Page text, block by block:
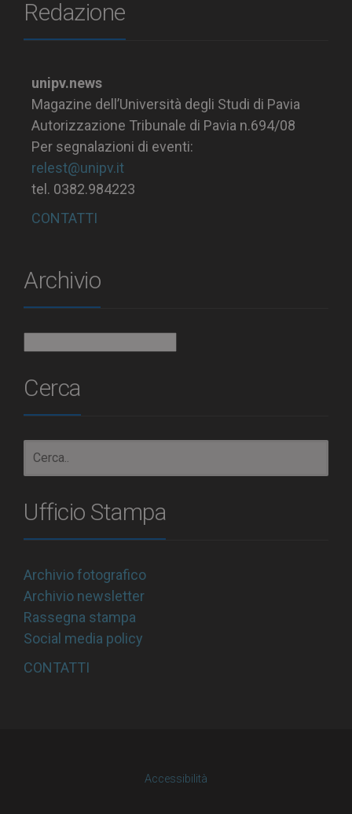
Redazione
unipv.news
Magazine dell’Università degli Studi di Pavia
Autorizzazione Tribunale di Pavia n.694/08
Per segnalazioni di eventi:
relest@unipv.it
tel. 0382.984223
CONTATTI
Archivio
Cerca
Ufficio Stampa
Archivio fotografico
Archivio newsletter
Rassegna stampa
Social media policy
CONTATTI
Accessibilità